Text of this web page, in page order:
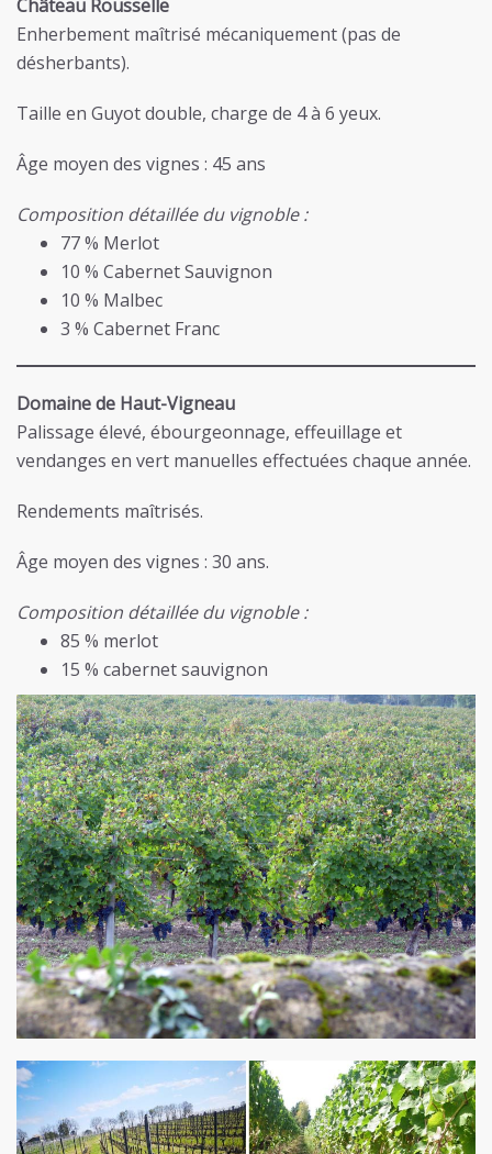
Château Rousselle
Enherbement maîtrisé mécaniquement (pas de
désherbants).
Taille en Guyot double, charge de 4 à 6 yeux.
Âge moyen des vignes : 45 ans
Composition détaillée du vignoble :
77 % Merlot
10 % Cabernet Sauvignon
10 % Malbec
3 % Cabernet Franc
Domaine de Haut-Vigneau
Palissage élevé, ébourgeonnage, effeuillage et
vendanges en vert manuelles effectuées chaque année.
Rendements maîtrisés.
Âge moyen des vignes : 30 ans.
Composition détaillée du vignoble :
85 % merlot
15 % cabernet sauvignon